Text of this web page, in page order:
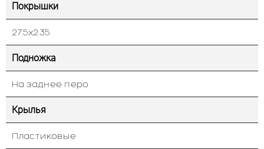
Покрышки
27.5х2.35
Подножка
На заднее перо
Крылья
Пластиковые